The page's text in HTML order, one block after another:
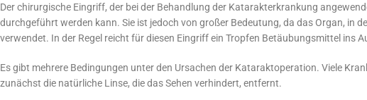
Der chirurgische Eingriff, der bei der Behandlung der Katarakterkrankung
durchgeführt werden kann. Sie ist jedoch von großer Bedeutung, da das Organ, in
verwendet. In der Regel reicht für diesen Eingriff ein Tropfen Betäubungsmittel ins
Es gibt mehrere Bedingungen unter den Ursachen der Kataraktoperation. Viele
zunächst die natürliche Linse, die das Sehen verhindert, entfernt.